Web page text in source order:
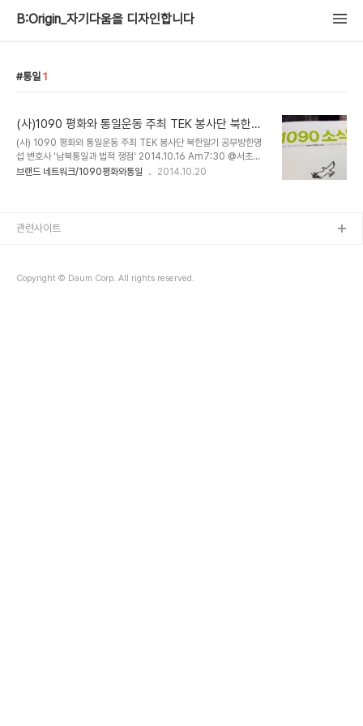
B:Origin_자기다움을 디자인합니다
통일 1
(사)1090 평화와 통일운동 주최 TEK 봉사단 북한알
기 공부방 - 한명섭 변호사 @변호사회관
(사) 1090 평화와 통일운동 주최 TEK 봉사단 북한알기 공부방한명
섭 변호사 '남북통일과 법적 쟁점' 2014.10.16 Am7:30 @서초동
변호사회관 대통령직속 통일준비위원회 (이하 통준위)에 1090 평화
기 위해 7월 15일 출범한 통준위는 외교 ·안보, 사회·문화, 경제, 정치·
있다. 보통 18..
브랜드 네트워크/1090평화와통일 2014.10.20
Copyright © Daum Corp. All rights reserved.
관련사이트